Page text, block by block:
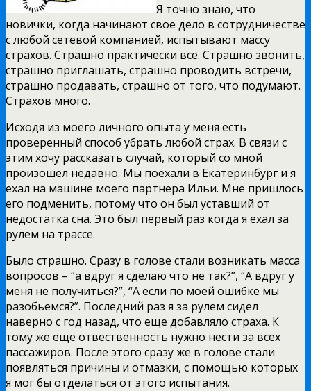
Я точно знаю, что
новички, когда начинают свое дело в сотрудничестве
с любой сетевой компанией, испытывают массу
страхов. Страшно практически все. Страшно звонить,
страшно приглашать, страшно проводить встречи,
страшно продавать, страшно от того, что подумают.
Страхов много.
Исходя из моего личного опыта у меня есть
проверенный способ убрать любой страх. В связи с
этим хочу рассказать случай, который со мной
произошел недавно. Мы поехали в Екатеринбург и я
ехал на машине моего партнера Ильи. Мне пришлось
его подменить, потому что он был уставший от
недостатка сна. Это был первый раз когда я ехал за
рулем на трассе.
Было страшно. Сразу в голове стали возникать масса
вопросов – “а вдруг я сделаю что не так?”, “А вдруг у
меня не получиться?”, “А если по моей ошибке мы
разобьемся?”. Последний раз я за рулем сидел
наверно с год назад, что еще добавляло страха. К
тому же еще отвественность нужно нести за всех
пассажиров. После этого сразу же в голове стали
появляться причины и отмазки, с помощью которых
я мог бы отделаться от этого испытания.